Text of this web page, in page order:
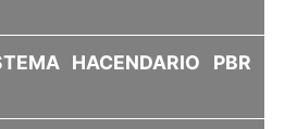
HACENDARIO PBR